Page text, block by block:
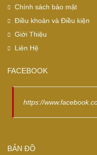
Chính sách bảo mật
Điều khoản và Điều kiện
Giới Thiệu
Liên Hệ
FACEBOOK
https://
BẢN ĐỒ